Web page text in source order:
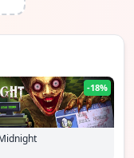
-18%